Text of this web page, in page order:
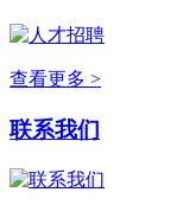
查看更多 >
联系我们